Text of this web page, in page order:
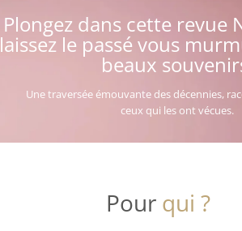
Plongez dans cette revue
laissez le passé vous
beaux
Une traversée émouvante des décennies,
ceux qui les ont vécues.
Pour qui ?